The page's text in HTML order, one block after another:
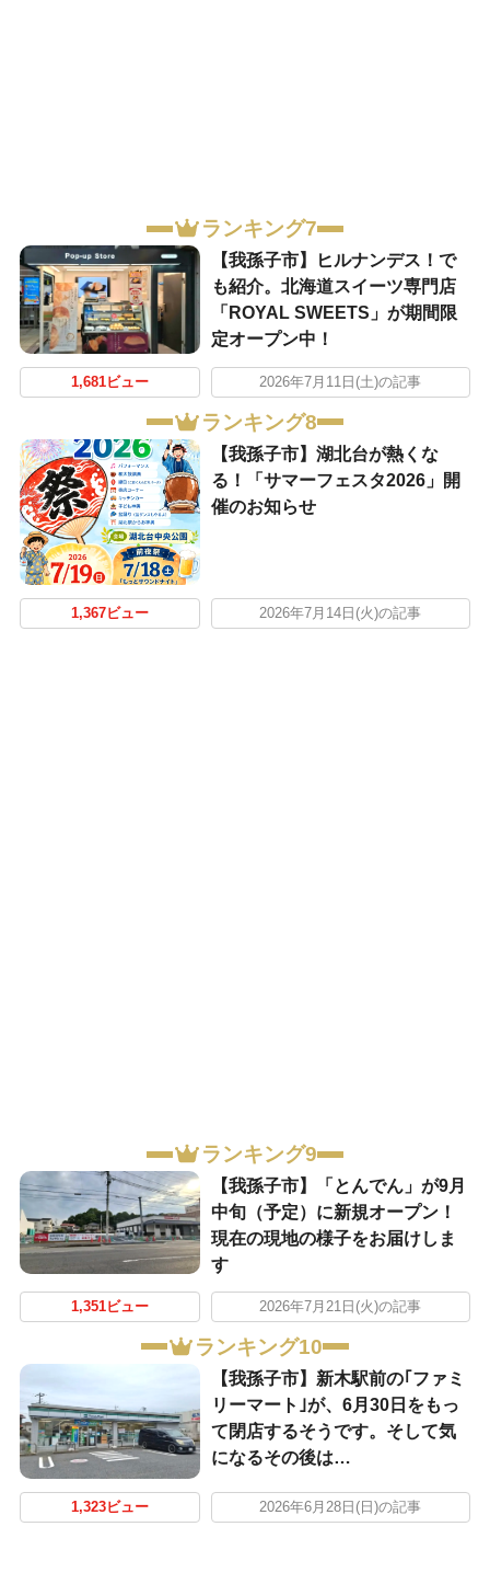
ランキング7
​【我孫子市】ヒルナンデス！で
も紹介。北海道スイーツ専門店
「ROYAL SWEETS」が期間限
定オープン中！
1,681ビュー 2026年7月11日(土)の記事
ランキング8
【我孫子市】湖北台が熱くな
る！「サマーフェスタ2026」開
催のお知らせ
1,367ビュー 2026年7月14日(火)の記事
ランキング9
【我孫子市】「とんでん」が9月
中旬（予定）に新規オープン！
現在の現地の様子をお届けしま
す
1,351ビュー 2026年7月21日(火)の記事
ランキング10
【我孫子市】新木駅前の｢ファミ
リーマート｣が、6月30日をもっ
て閉店するそうです。そして気
になるその後は…
1,323ビュー 2026年6月28日(日)の記事